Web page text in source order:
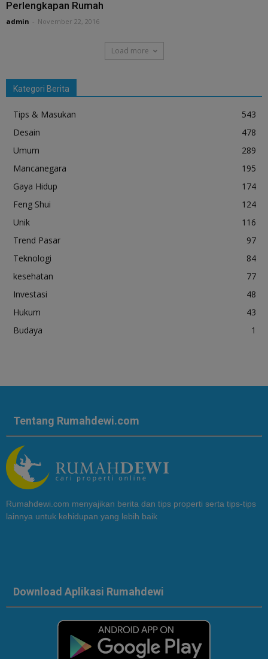
Perlengkapan Rumah
admin November 22, 2016
Load more
Kategori Berita
Tips & Masukan
543
Desain
478
Umum
289
Mancanegara
195
Gaya Hidup
174
Feng Shui
124
Unik
116
Trend Pasar
97
Teknologi
84
kesehatan
77
Investasi
48
Hukum
43
Budaya
1
Tentang Rumahdewi.com
Rumahdewi.com menyajikan berita dan tips properti serta tips-tips
lainnya untuk kehidupan yang lebih baik
Download Aplikasi Rumahdewi